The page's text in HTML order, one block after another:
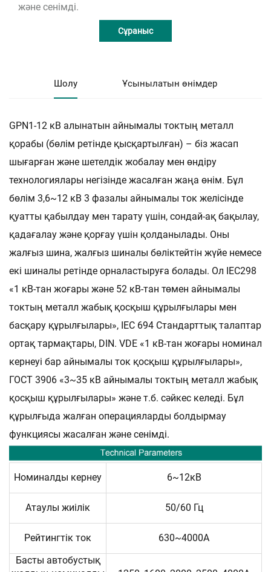
және сенімді.
Сұраныс
Шолу Ұсынылатын өнімдер
GPN1-12 кВ алынатын айнымалы токтың металл
қорабы (бөлім ретінде қысқартылған) – біз жасап
шығарған және шетелдік жобалау мен өндіру
технологиялары негізінде жасалған жаңа өнім. Бұл
бөлім 3,6~12 кВ 3 фазалы айнымалы ток желісінде
қуатты қабылдау мен тарату үшін, сондай-ақ бақылау,
қадағалау және қорғау үшін қолданылады. Оны
жалғыз шина, жалғыз шиналы бөліктейтін жүйе немесе
екі шиналы ретінде орналастыруға болады. Ол IEC298
«1 кВ-тан жоғары және 52 кВ-тан төмен айнымалы
токтың металл жабық қосқыш құрылғылары мен
басқару құрылғылары», IEC 694 Стандарттық талаптар
ортақ тармақтары, DIN. VDE «1 кВ-тан жоғары номинал
кернеуі бар айнымалы ток қосқыш құрылғылары»,
ГОСТ 3906 «3~35 кВ айнымалы токтың металл жабық
қосқыш құрылғылары» және т.б. сәйкес келеді. Бұл
құрылғыда жалған операцияларды болдырмау
функциясы жасалған және сенімді.
Номиналды кернеу 6~12кВ
Атаулы жиілік 50/60 Гц
Рейтингтік ток
630~4000А
Басты автобустық